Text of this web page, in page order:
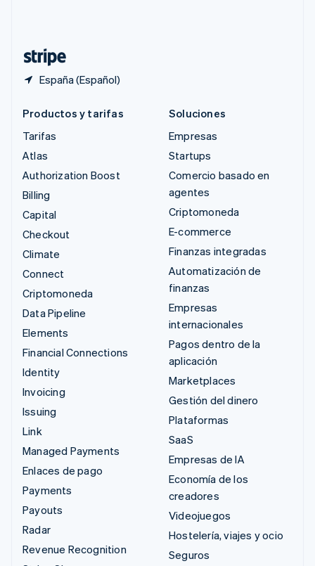
España (Español)
Productos y tarifas
Tarifas
Atlas
Authorization Boost
Billing
Capital
Checkout
Climate
Connect
Criptomoneda
Data Pipeline
Elements
Financial Connections
Identity
Invoicing
Issuing
Link
Managed Payments
Enlaces de pago
Payments
Payouts
Radar
Revenue Recognition
Soluciones
Empresas
Startups
Comercio basado en
agentes
Criptomoneda
E-commerce
Finanzas integradas
Automatización de
finanzas
Empresas
internacionales
Pagos dentro de la
aplicación
Marketplaces
Gestión del dinero
Plataformas
SaaS
Empresas de IA
Economía de los
creadores
Videojuegos
Hostelería, viajes y ocio
Seguros